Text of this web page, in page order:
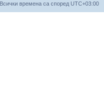
Всички времена са според UTC+03:00